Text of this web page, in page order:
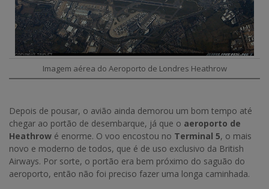
Imagem aérea do Aeroporto de Londres Heathrow
Depois de pousar, o avião ainda demorou um bom tempo até
chegar ao portão de desembarque, já que o aeroporto de
Heathrow é enorme. O voo encostou no Terminal 5, o mais
novo e moderno de todos, que é de uso exclusivo da British
Airways. Por sorte, o portão era bem próximo do saguão do
aeroporto, então não foi preciso fazer uma longa caminhada.